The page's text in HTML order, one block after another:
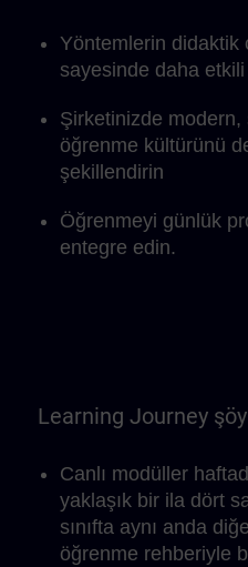
Yöntemlerin didaktik
sayesinde daha
Şirketinizde
öğrenme kültürünü
şekillendirin
Öğrenmeyi günlük
entegre edin.
Learning Journey
Canlı modüller
yaklaşık bir ila dört
sınıfta aynı anda
öğrenme rehberiyle